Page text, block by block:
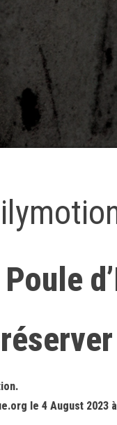
le 4 August 2023